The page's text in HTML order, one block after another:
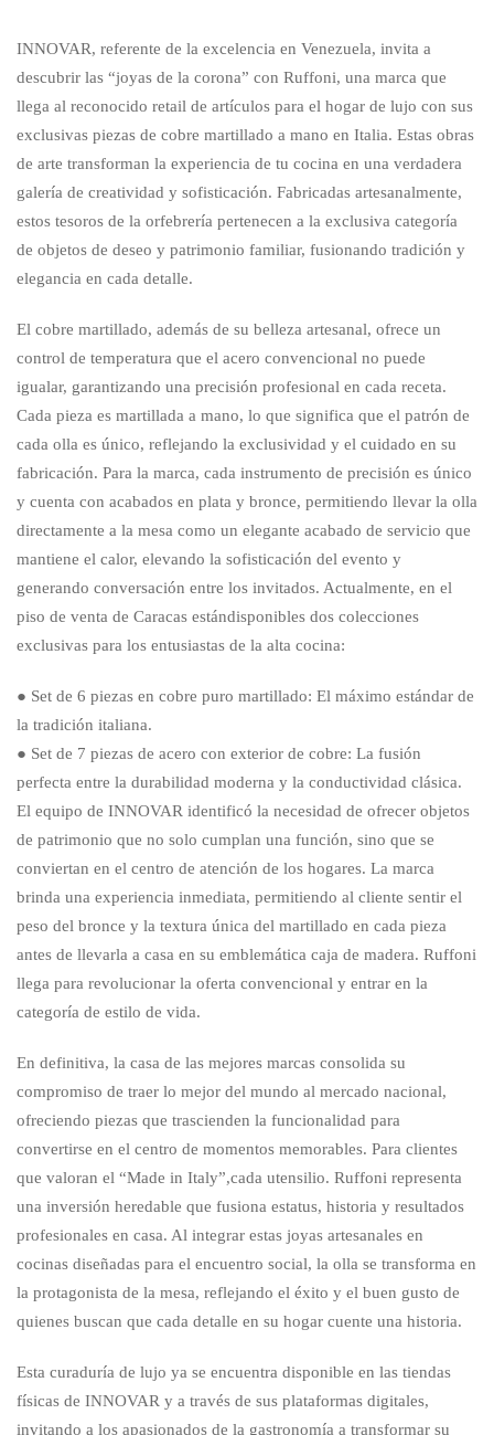
INNOVAR, referente de la excelencia en Venezuela, invita a
descubrir las “joyas de la corona” con Ruffoni, una marca que
llega al reconocido retail de artículos para el hogar de lujo con sus
exclusivas piezas de cobre martillado a mano en Italia. Estas obras
de arte transforman la experiencia de tu cocina en una verdadera
galería de creatividad y sofisticación. Fabricadas artesanalmente,
estos tesoros de la orfebrería pertenecen a la exclusiva categoría
de objetos de deseo y patrimonio familiar, fusionando tradición y
elegancia en cada detalle.
El cobre martillado, además de su belleza artesanal, ofrece un
control de temperatura que el acero convencional no puede
igualar, garantizando una precisión profesional en cada receta.
Cada pieza es martillada a mano, lo que significa que el patrón de
cada olla es único, reflejando la exclusividad y el cuidado en su
fabricación. Para la marca, cada instrumento de precisión es único
y cuenta con acabados en plata y bronce, permitiendo llevar la olla
directamente a la mesa como un elegante acabado de servicio que
mantiene el calor, elevando la sofisticación del evento y
generando conversación entre los invitados. Actualmente, en el
piso de venta de Caracas estándisponibles dos colecciones
exclusivas para los entusiastas de la alta cocina:
● Set de 6 piezas en cobre puro martillado: El máximo estándar de
la tradición italiana.
● Set de 7 piezas de acero con exterior de cobre: La fusión
perfecta entre la durabilidad moderna y la conductividad clásica.
El equipo de INNOVAR identificó la necesidad de ofrecer objetos
de patrimonio que no solo cumplan una función, sino que se
conviertan en el centro de atención de los hogares. La marca
brinda una experiencia inmediata, permitiendo al cliente sentir el
peso del bronce y la textura única del martillado en cada pieza
antes de llevarla a casa en su emblemática caja de madera. Ruffoni
llega para revolucionar la oferta convencional y entrar en la
categoría de estilo de vida.
En definitiva, la casa de las mejores marcas consolida su
compromiso de traer lo mejor del mundo al mercado nacional,
ofreciendo piezas que trascienden la funcionalidad para
convertirse en el centro de momentos memorables. Para clientes
que valoran el “Made in Italy”,cada utensilio. Ruffoni representa
una inversión heredable que fusiona estatus, historia y resultados
profesionales en casa. Al integrar estas joyas artesanales en
cocinas diseñadas para el encuentro social, la olla se transforma en
la protagonista de la mesa, reflejando el éxito y el buen gusto de
quienes buscan que cada detalle en su hogar cuente una historia.
Esta curaduría de lujo ya se encuentra disponible en las tiendas
físicas de INNOVAR y a través de sus plataformas digitales,
invitando a los apasionados de la gastronomía a transformar su